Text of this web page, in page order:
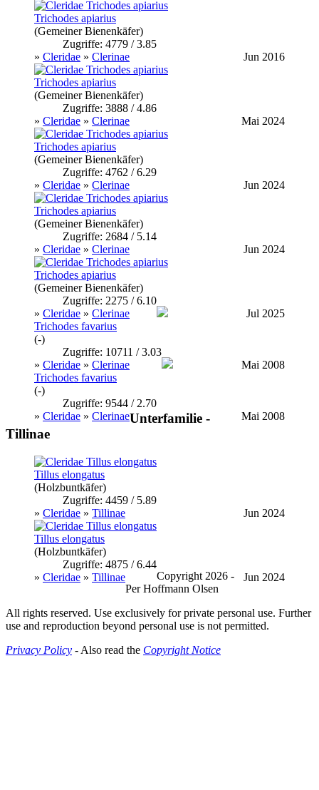
Trichodes apiarius
(Gemeiner Bienenkäfer)
Zugriffe: 4779 / 3.85
» Cleridae » Clerinae Jun 2016
Trichodes apiarius
(Gemeiner Bienenkäfer)
Zugriffe: 3888 / 4.86
» Cleridae » Clerinae Mai 2024
Trichodes apiarius
(Gemeiner Bienenkäfer)
Zugriffe: 4762 / 6.29
» Cleridae » Clerinae Jun 2024
Trichodes apiarius
(Gemeiner Bienenkäfer)
Zugriffe: 2684 / 5.14
» Cleridae » Clerinae Jun 2024
Trichodes apiarius
(Gemeiner Bienenkäfer)
Zugriffe: 2275 / 6.10
» Cleridae » Clerinae
Jul 2025
Trichodes favarius
(-)
Zugriffe: 10711 / 3.03
» Cleridae » Clerinae
Mai 2008
Trichodes favarius
(-)
Zugriffe: 9544 / 2.70
» Cleridae » Clerinae Mai 2008
Unterfamilie -
Tillinae
Tillus elongatus
(Holzbuntkäfer)
Zugriffe: 4459 / 5.89
» Cleridae » Tillinae Jun 2024
Tillus elongatus
(Holzbuntkäfer)
Zugriffe: 4875 / 6.44
» Cleridae » Tillinae Jun 2024
Copyright 2026 -
Per Hoffmann Olsen
All rights reserved. Use exclusively for private personal use. Further
use and reproduction beyond personal use is not permitted.
Privacy Policy - Also read the Copyright Notice